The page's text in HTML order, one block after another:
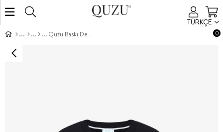
TÜRKÇE
0
Quzu Baskı Detaylı Sweatshirt Lacivert